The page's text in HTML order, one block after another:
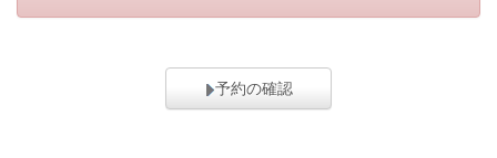
予約の確認